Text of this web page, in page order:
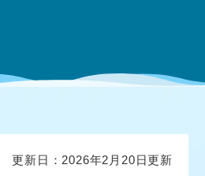
更新日：2026年2月20日更新